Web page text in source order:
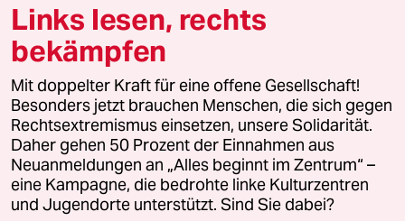
© 2026 taz Verlags und Vertriebs GmbH
Alle Rechte vorbehalten. Bei rechtlichen Fragen oder für Genehmigungen
wenden Sie sich bitte an
lizenzen@taz.de
Feedback Redaktionsstatut Kommune-Richtlinien
Leitlinie Informant Datenschutz Impressum AGB
Links lesen, rechts
bekämpfen
Mit doppelter Kraft für eine offene Gesellschaft!
Besonders jetzt brauchen Menschen, die sich gegen
Rechtsextremismus einsetzen, unsere Solidarität.
Daher gehen 50 Prozent der Einnahmen aus
Neuanmeldungen an „Alles beginnt im Zentrum“ –
eine Kampagne, die bedrohte linke Kulturzentren
und Jugendorte unterstützt. Sind Sie dabei?